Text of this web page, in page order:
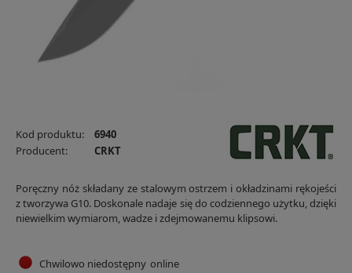
Kod produktu:
6940
Producent:
CRKT
Poręczny nóż składany ze stalowym ostrzem i okładzinami rękojeści
z tworzywa G10. Doskonale nadaje się do codziennego użytku, dzięki
niewielkim wymiarom, wadze i zdejmowanemu klipsowi.
Chwilowo niedostępny online